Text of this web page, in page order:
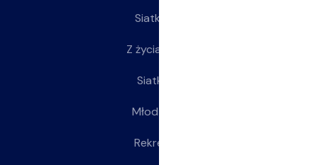
Siatkarze
Z życia klubu
Siatkarki
Młodziczki
Rekreacja